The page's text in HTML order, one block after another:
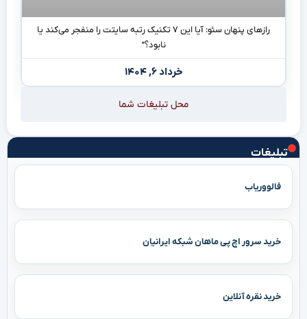
تبلیغات
فالووریاب
خرید سرور اچ پی ماهان شبکه ایرانیان
خرید نقره آنلاین
رازهای پنهان سئو: آیا این ۷ تکنیک رتبه سایتت را منفجر می‌کند یا
نابود؟”
خرداد ۶, ۱۴۰۴
محل تبلیغات شما